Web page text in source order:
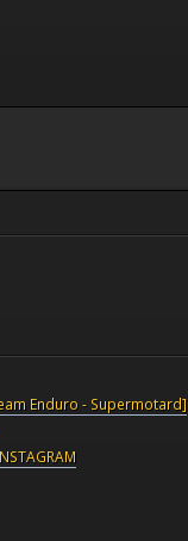
Enduro - Supermotard]